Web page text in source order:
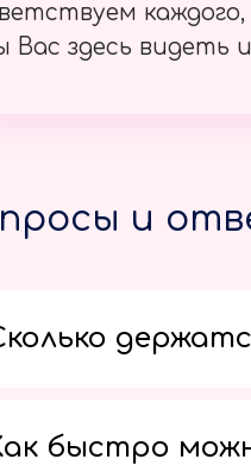
Вас здесь видеть
и
быстро